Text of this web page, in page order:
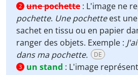
2 une pochette : L'image ne
pochette. Une pochetteest une
sachet en tissu ou en papier
ranger des objets. Exemple :
dans ma pochette.
DE
3 un stand : L'image